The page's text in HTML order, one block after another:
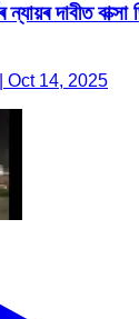
দাবীত
Oct 14, 2025